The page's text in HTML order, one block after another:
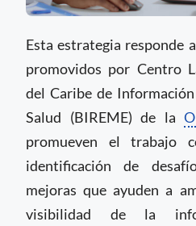
Esta estrategia responde
promovidos por Centro
del Caribe de
Salud (BIREME) de la
promueven el trabajo
identificación de
mejoras que ayuden a
visibilidad de la